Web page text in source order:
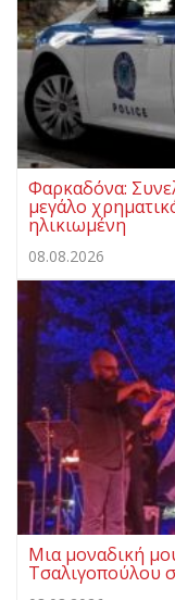
Φαρκαδόνα:
μεγάλο
ηλικιωμένη
08.08.2026
Μια μοναδική
Τσαλιγοπούλου